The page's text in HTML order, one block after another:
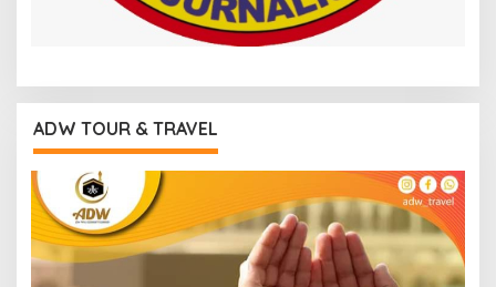
ADW TOUR & TRAVEL